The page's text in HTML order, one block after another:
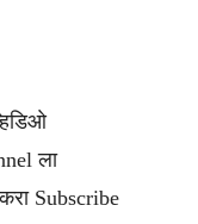
ला
Subscribe